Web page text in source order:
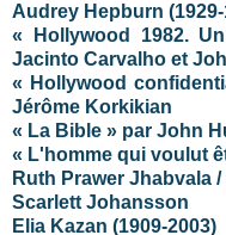
Audrey Hepburn (1929-
« Hollywood 1982.
Jacinto Carvalho et
« Hollywood
Jérôme Korkikian
« La Bible » par John
« L'homme qui voulut
Ruth Prawer Jhabvala
Scarlett Johansson
Elia Kazan (1909-2003)